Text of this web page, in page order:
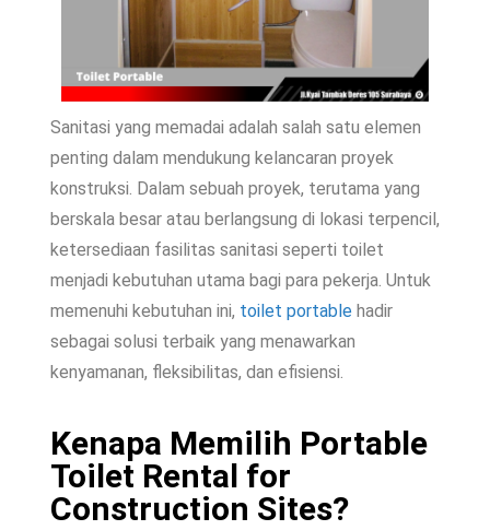
Sanitasi yang memadai adalah salah satu elemen
penting dalam mendukung kelancaran proyek
konstruksi. Dalam sebuah proyek, terutama yang
berskala besar atau berlangsung di lokasi terpencil,
ketersediaan fasilitas sanitasi seperti toilet
menjadi kebutuhan utama bagi para pekerja. Untuk
memenuhi kebutuhan ini, toilet portable hadir
sebagai solusi terbaik yang menawarkan
kenyamanan, fleksibilitas, dan efisiensi.
Kenapa Memilih Portable
Toilet Rental for
Construction Sites?